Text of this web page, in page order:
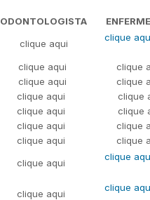
ODONTOLOGISTA
clique aqui
clique
clique aqui
clique
clique aqui
clique
clique aqui
clique
clique aqui
clique
clique aqui
clique
clique aqui
clique
clique aqui
clique
clique aqui
clique